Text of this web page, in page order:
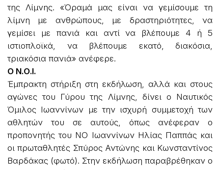
της Λίμνης. «Όραμά μας είναι να γεμίσουμε τη
λίμνη με ανθρώπους, με δραστηριότητες, να
γεμίσει με πανιά και αντί να βλέπουμε 4 ή 5
ιστιοπλοϊκά, να βλέπουμε εκατό, διακόσια,
τριακόσια πανιά» ανέφερε.
Ο Ν.Ο.Ι.
Έμπρακτη στήριξη στη εκδήλωση, αλλά και στους
αγώνες του Γύρου της Λίμνης, δίνει ο Ναυτικός
Όμιλος Ιωαννίνων με την ισχυρή συμμετοχή των
αθλητών του σε αυτούς, όπως ανέφεραν ο
προπονητής του ΝΟ Ιωαννίνων Ηλίας Παππάς και
οι πρωταθλητές Σπύρος Αντώνης και Κωνσταντίνος
Βαρδάκας (φωτό). Στην εκδήλωση παραβρέθηκαν ο